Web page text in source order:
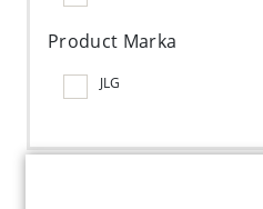
Product Marka
JLG